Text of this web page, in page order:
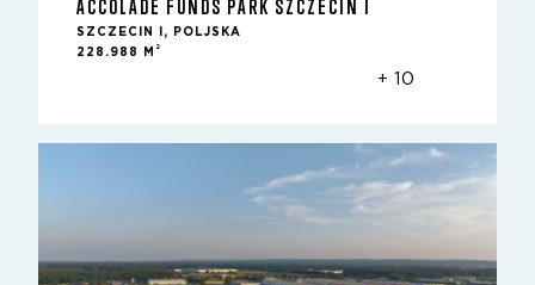
ACCOLADE FUNDS PARK SZCZECIN I
SZCZECIN I, POLJSKA
228.988 M
2
+ 10